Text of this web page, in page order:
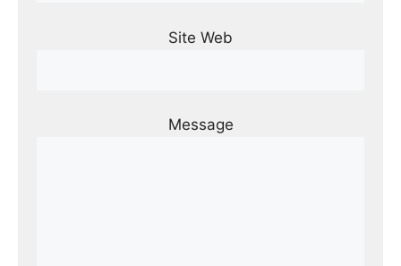
Site Web
Message